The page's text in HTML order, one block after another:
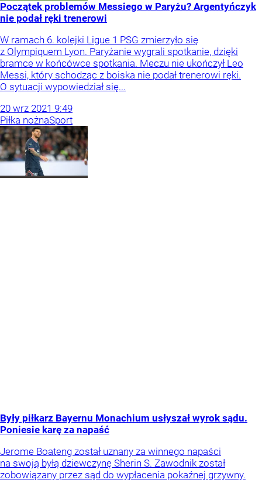
Początek problemów Messiego w Paryżu? Argentyńczyk
nie podał ręki trenerowi
W ramach 6. kolejki Ligue 1 PSG zmierzyło się
z Olympiquem Lyon. Paryżanie wygrali spotkanie, dzięki
bramce w końcówce spotkania. Meczu nie ukończył Leo
Messi, który schodząc z boiska nie podał trenerowi ręki.
O sytuacji wypowiedział się...
20 wrz 2021 9:49
Piłka nożnaSport
Były piłkarz Bayernu Monachium usłyszał wyrok sądu.
Poniesie karę za napaść
Jerome Boateng został uznany za winnego napaści
na swoją byłą dziewczynę Sherin S. Zawodnik został
zobowiązany przez sąd do wypłacenia pokaźnej grzywny.